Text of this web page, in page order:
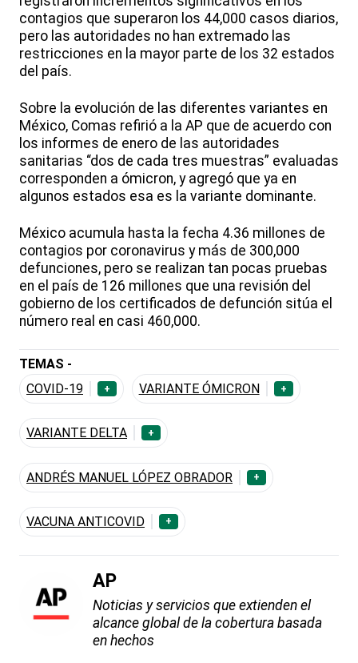
contagios que superaron los 44,000 casos diarios,
pero las autoridades no han extremado las
restricciones en la mayor parte de los 32 estados
del país.
Sobre la evolución de las diferentes variantes en
México, Comas refirió a la AP que de acuerdo con
los informes de enero de las autoridades
sanitarias “dos de cada tres muestras” evaluadas
corresponden a ómicron, y agregó que ya en
algunos estados esa es la variante dominante.
México acumula hasta la fecha 4.36 millones de
contagios por coronavirus y más de 300,000
defunciones, pero se realizan tan pocas pruebas
en el país de 126 millones que una revisión del
gobierno de los certificados de defunción sitúa el
número real en casi 460,000.
TEMAS -
COVID-19
+ VARIANTE ÓMICRON +
VARIANTE DELTA +
ANDRÉS MANUEL LÓPEZ OBRADOR +
VACUNA ANTICOVID +
AP
Noticias y servicios que extienden el
alcance global de la cobertura basada
en hechos